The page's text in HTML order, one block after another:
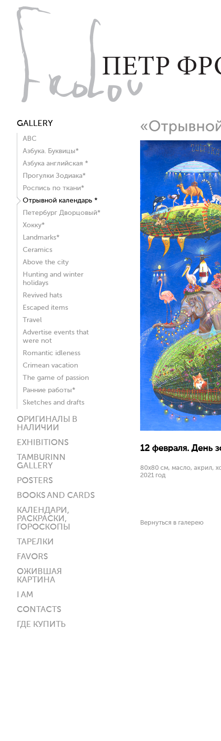
GALLERY
ABC
Азбука. Буквицы*
Азбука английская *
Прогулки Зодиака*
Роспись по ткани*
Отрывной календарь *
Петербург Дворцовый*
Хокку*
Landmarks*
Ceramics
Above the city
Hunting and winter
holidays
Revived hats
Escaped items
Travel
Advertise events that
were not
Romantic idleness
Crimean vacation
The game of passion
Ранние работы*
Sketches and drafts
ОРИГИНАЛЫ В
НАЛИЧИИ
EXHIBITIONS
TAMBURINN
GALLERY
POSTERS
BOOKS AND CARDS
КАЛЕНДАРИ,
РАСКРАСКИ,
ГОРОСКОПЫ
ТАРЕЛКИ
FAVORS
ОЖИВШАЯ
КАРТИНА
I AM
CONTACTS
ГДЕ КУПИТЬ
12 февраля. День
80х80 см, масло, акрил,
2021 год
Вернуться в галерею